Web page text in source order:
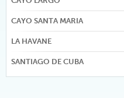
CAYO SANTA MARIA
LA HAVANE
SANTIAGO DE CUBA